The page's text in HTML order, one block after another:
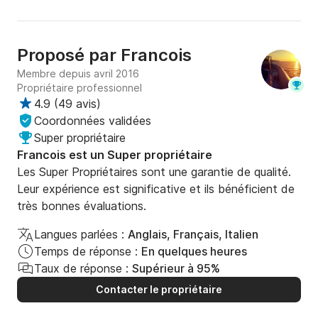
Proposé par Francois
Membre depuis avril 2016
Propriétaire professionnel
4.9 (49 avis)
Coordonnées validées
Super propriétaire
Francois est un Super propriétaire
Les Super Propriétaires sont une garantie de qualité.
Leur expérience est significative et ils bénéficient de
très bonnes évaluations.
Langues parlées : Anglais, Français, Italien
Temps de réponse : En quelques heures
Taux de réponse : Supérieur à 95%
Contacter le propriétaire